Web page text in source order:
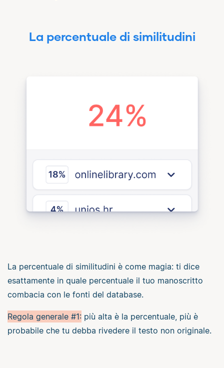
La percentuale di similitudini
La percentuale di similitudini è come magia: ti dice
esattamente in quale percentuale il tuo manoscritto
combacia con le fonti del database.
Regola generale #1: più alta è la percentuale, più è
probabile che tu debba rivedere il testo non originale.